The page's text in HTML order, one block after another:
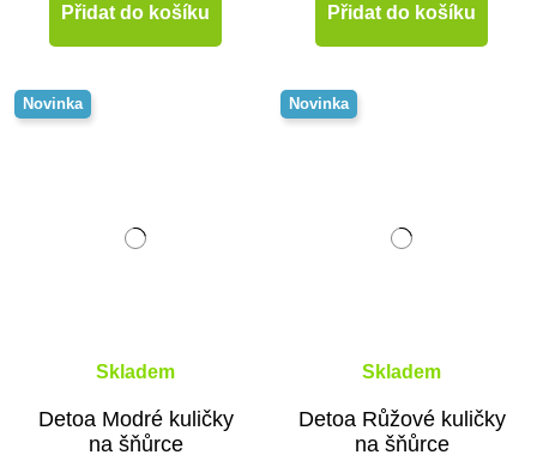
Přidat do košíku Přidat do košíku
Novinka
Skladem
Detoa Modré kuličky
na šňůrce
Novinka
Skladem
Detoa Růžové kuličky
na šňůrce